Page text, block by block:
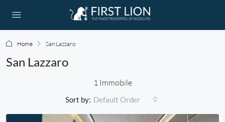
Home San Lazzaro
San Lazzaro
1 Immobile
Sort by: Default Order